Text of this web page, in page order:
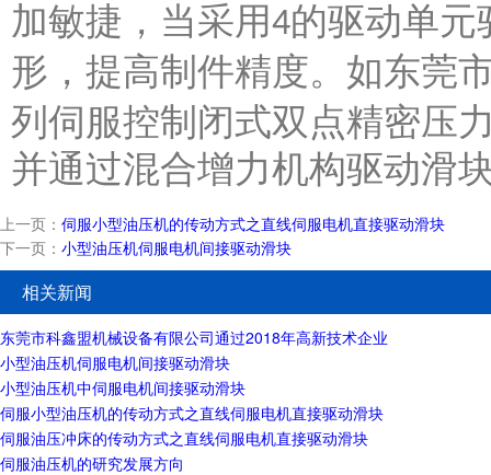
加敏捷，当采用4的驱动单元
形，提高制件精度。如东莞
列伺服控制闭式双点精密压
并通过混合增力机构驱动滑
上一页： 伺服小型油压机的传动方式之直线伺服电机直接驱动滑块
下一页： 小型油压机伺服电机间接驱动滑块
相关新闻
东莞市科鑫盟机械设备有限公司通过2018年高新技术企业
小型油压机伺服电机间接驱动滑块
小型油压机中伺服电机间接驱动滑块
伺服小型油压机的传动方式之直线伺服电机直接驱动滑块
伺服油压冲床的传动方式之直线伺服电机直接驱动滑块
伺服油压机的研究发展方向